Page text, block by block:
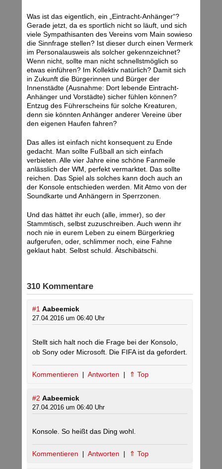
Was ist das eigentlich, ein „Eintracht-Anhänger“?
Gerade jetzt, da es sportlich nicht so läuft, und sich
viele Sympathisanten des Vereins vom Main sowieso
die Sinnfrage stellen? Ist dieser durch einen Vermerk
im Personalausweis als solcher gekennzeichnet?
Wenn nicht, sollte man nicht schnellstmöglich so
etwas einführen? Im Kollektiv natürlich? Damit sich
in Zukunft die Bürgerinnen und Bürger der
Innenstädte (Ausnahme: Dort lebende Eintracht-
Anhänger und Vorstädte) sicher fühlen können?
Entzug des Führerscheins für solche Kreaturen,
denn sie könnten Anhänger anderer Vereine über
den eigenen Haufen fahren?
Das alles ist einfach nicht konsequent zu Ende
gedacht. Man sollte Fußball an sich einfach
verbieten. Alle vier Jahre eine schöne Fanmeile
anlässlich der WM, perfekt vermarktet. Das sollte
reichen. Das Spiel als solches kann doch auch an
der Konsole entschieden werden. Mit Atmo von der
Soundkarte und Anhängern in Sperrzonen.
Und das hättet ihr euch (alle, immer), so der
Stammtisch, selbst zuzuschreiben. Auch wenn ihr
noch nie in eurem Leben zu einem Bürgerkrieg
aufgerufen, oder, schlimmer noch, eine Fahne
geklaut habt. Selbst schuld. Ätschibätschi.
310 Kommentare
#1 Aabeemick
27.04.2016 um 06:40 Uhr
Stellt sich halt noch die Frage bei der Konsolo,
ob Sony oder Microsoft. Die FIFA ist da gefordert.
Kommentieren | Antworten | ⇑ Top
#2 Aabeemick
27.04.2016 um 06:40 Uhr
Konsole. So heißt das Ding wohl.
Kommentieren | Antworten | ⇑ Top